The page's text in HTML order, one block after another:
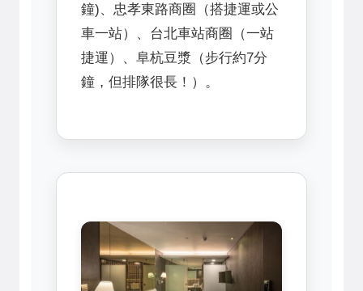
鐘)、忠孝東路商圈（搭捷運或公
車一站）、台北車站商圈（一站
捷運）、阜杭豆漿（步行約7分
鐘，但排隊很長！）。